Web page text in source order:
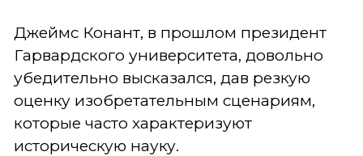
Джеймс Конант, в прошлом президент
Гарвардского университета, довольно
убедительно высказался, дав резкую
оценку изобретательным сценариям,
которые часто характеризуют
историческую науку.